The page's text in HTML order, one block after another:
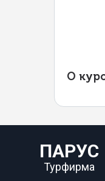
О
ПАРУС
Турфирма